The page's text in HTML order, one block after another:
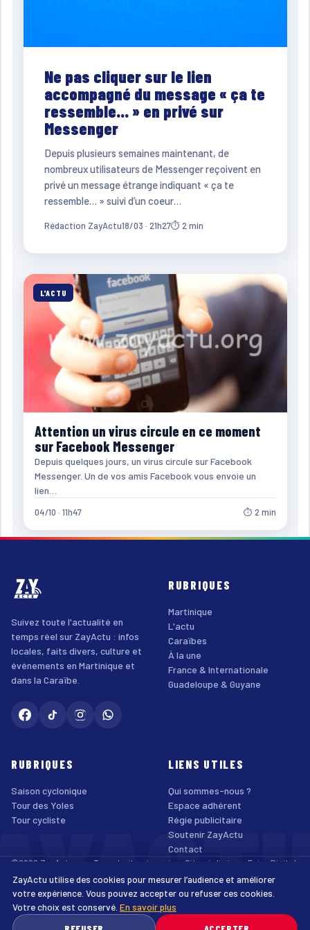
Ne pas cliquer sur le lien
accompagné du message « ça te
ressemble… » en privé sur
Messenger
Depuis plusieurs semaines maintenant, de
nombreux utilisateurs de Messenger reçoivent en
privé un message étrange indiquant « ça te
ressemble… » suivi d’un coeur…
Rédaction ZayActu18/03 · 21h27⏱ 2 min
L'ACTU
Attention un virus circule en ce moment
sur Facebook Messenger
Depuis quelques jours, un virus circule sur Facebook
Messenger. Un de vos amis Facebook vous envoie un
lien…
04/10 · 11h47 ⏱ 2 min
Suivez toute l'actualité en
temps réel sur ZayActu : infos
locales, faits divers, culture et
événements en Martinique et
dans la Caraïbe.
RUBRIQUES
Martinique
L'actu
Caraïbes
À la une
France & Internationale
Guadeloupe & Guyane
RUBRIQUES
Saison cyclonique
Tour des Yoles
Tour cycliste
LIENS UTILES
Qui sommes-nous ?
Espace adhérent
Régie publicitaire
Soutenir ZayActu
Contact
©2026 ZayActu.org. Tous droits réservés. · Site réalisé par Enjoy Digital
Agency
Mentions légales
Confidentialité Cookies Accessibilité
ZayActu utilise des cookies pour mesurer l’audience et améliorer
votre expérience. Vous pouvez accepter ou refuser ces cookies.
Votre choix est conservé. En savoir plus